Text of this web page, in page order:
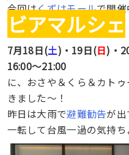
今回はくずはモールで開催
ビアマルシェ
7月18日(土)・19日(日)・
16:00〜21:00
に、おさや＆くら＆カト
きました〜！
昨日は大雨で避難勧告が
一転して台風一過の気持